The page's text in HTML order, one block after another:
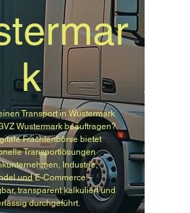
k
Transport in Wustermark
Wustermark beauftragen?
Frachtenbörse bietet
Transportlösungen
Industrie,
und E-Commerce –
transparent kalkuliert und
durchgeführt.